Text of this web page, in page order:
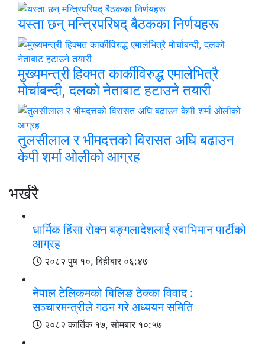
यस्ता छन् मन्त्रिपरिषद् बैठकका निर्णयहरू
मुख्यमन्त्री हिक्मत कार्कीविरुद्ध एमालेभित्रै
मोर्चाबन्दी, दलको नेताबाट हटाउने तयारी
तुलसीलाल र भीमदत्तको विरासत अघि बढाउन
केपी शर्मा ओलीको आग्रह
भर्खरै
धार्मिक हिंसा रोक्न बङ्गलादेशलाई स्वाभिमान पार्टीको
आग्रह
२०८२ पुष १०, बिहीबार ०६:४७
नेपाल टेलिकमको बिलिङ ठेक्का विवाद :
सञ्चारमन्त्रीले गठन गरे अध्ययन समिति
२०८२ कार्तिक १७, सोमबार १०:५७